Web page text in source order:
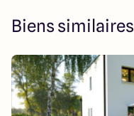
Biens similaires